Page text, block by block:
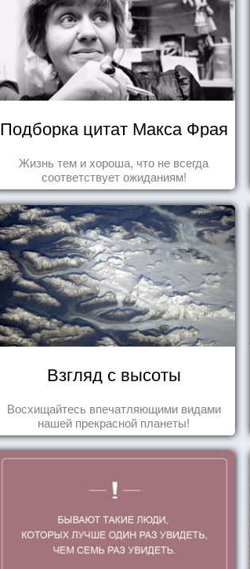
Подборка цитат Макса Фрая
Жизнь тем и хороша, что не всегда
соответствует ожиданиям!
Взгляд с высоты
Восхищайтесь впечатляющими видами
нашей прекрасной планеты!